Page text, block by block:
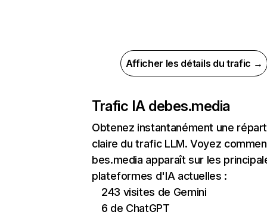
Afficher les détails du trafic →
Trafic IA debes.media
Obtenez instantanément une
claire du trafic LLM. Voyez
bes.media apparaît sur les
plateformes d'IA actuelles :
243 visites de Gemini
6 de ChatGPT